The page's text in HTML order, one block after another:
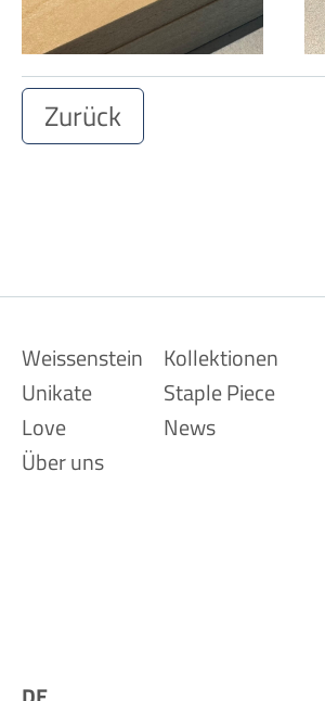
Zurück
Navigation
überspringen
Weissenstein
Kollektionen
Unikate
Staple Piece
Love
News
Über uns